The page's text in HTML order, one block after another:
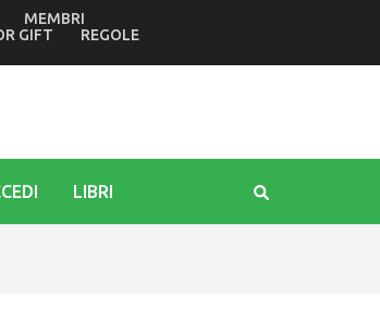
Dallagnese: i premi confermano il
MEMBRI
GIFT
REGOLE
LIBRI